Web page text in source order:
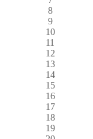
8
9
10
11
12
13
14
15
16
17
18
19